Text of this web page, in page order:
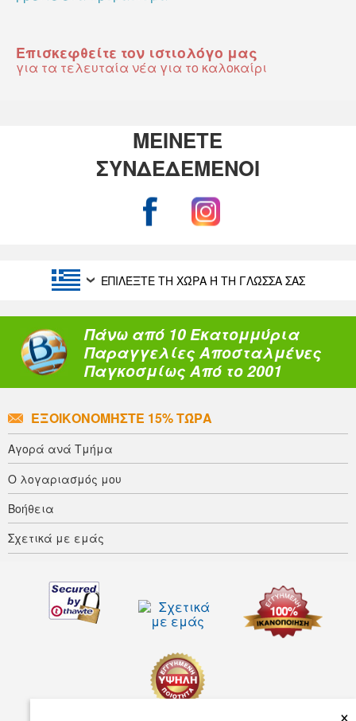
×
Επισκεφθείτε τον ιστιολόγο μας
για τα τελευταία νέα για το καλοκαίρι
ΜΕΙΝΕΤΕ
ΣΥΝΔΕΔΕΜΕΝΟΙ
ΕΠΙΛΈΞΤΕ ΤΗ ΧΏΡΑ Ή ΤΗ ΓΛΏΣΣΑ ΣΑΣ
Πάνω από 10 Εκατομμύρια
Παραγγελίες Αποσταλμένες
Παγκοσμίως Από το 2001
ΕΞΟΙΚΟΝΟΜΉΣΤΕ 15% ΤΏΡΑ
Αγορά ανά Τμήμα
Ο λογαριασμός μου
Βοήθεια
Σχετικά με εμάς